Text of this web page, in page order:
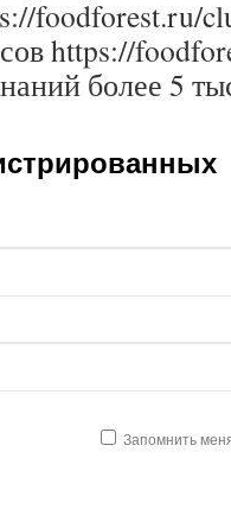
foodforest.ru/
https://
более 5
Запомнить